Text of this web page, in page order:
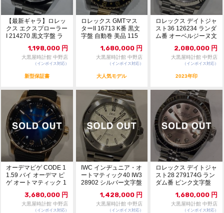
【最新ギャラ】ロレッ
クス エクスプローラー
I 214270 黒文字盤 ラ
1,198,000 円
大黒屋時計館 中野店
（インボイス対応）
新型保証書
ロレックス GMTマス
ターII 16713 K番 黒文
字盤 自動巻 美品 115
1,680,000 円
大黒屋時計館 中野店
（インボイス対応）
大人気モデル
ロレックス デイトジャ
スト36 126234 ランダ
ム番 オーベルジーヌ文
2,080,000 円
大黒屋時計館 中野店
（インボイス対応）
2023年印
オーデマピゲ CODE 1
1.59 バイ オーデマ ピ
ゲ オートマティック 1
3,680,000 円
大黒屋時計館 中野店
（インボイス対応）
IWC インヂュニア・オ
ートマティック40 IW3
28902 シルバー文字盤
1,428,000 円
大黒屋時計館 中野店
（インボイス対応）
ロレックス デイトジャ
スト28 279174G ラン
ダム番 ピンク文字盤
1,680,000 円
大黒屋時計館 中野店
（インボイス対応）